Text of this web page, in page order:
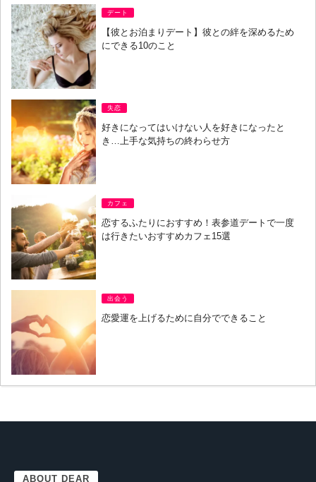
デート
【彼とお泊まりデート】彼との絆を深めるため
にできる10のこと
失恋
好きになってはいけない人を好きになったと
き…上手な気持ちの終わらせ方
カフェ
恋するふたりにおすすめ！表参道デートで一度
は行きたいおすすめカフェ15選
出会う
恋愛運を上げるために自分でできること
ABOUT DEAR